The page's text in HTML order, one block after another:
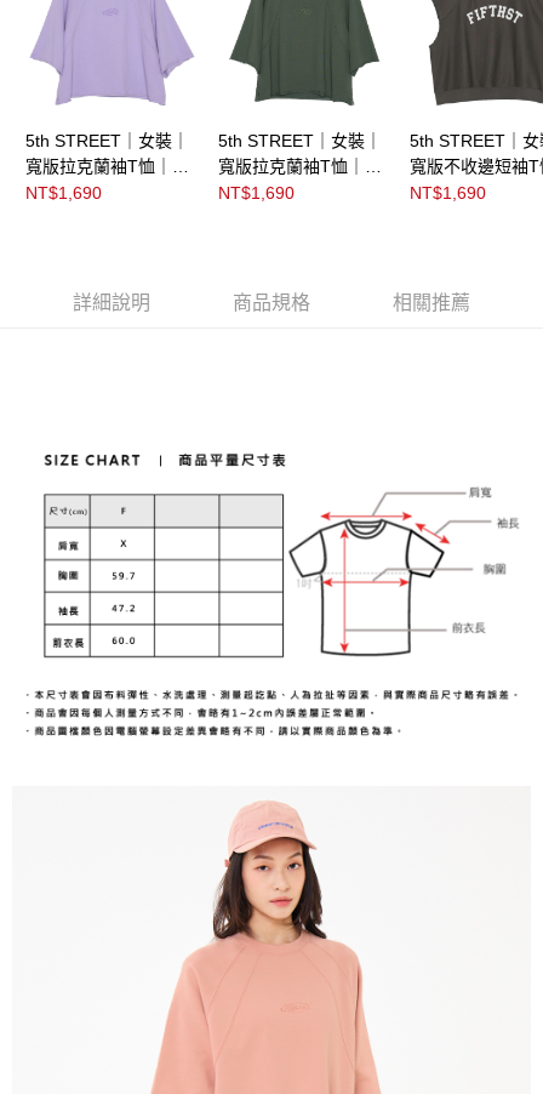
5th STREET｜女裝｜
寬版拉克蘭袖T恤｜紫
褐
NT$1,690
5th STREET｜女裝｜
寬版拉克蘭袖T恤｜橄
欖綠
NT$1,690
5th STREET｜女
寬版不收邊短袖
黑灰色
NT$1,690
詳細說明 商品規格 相關推薦